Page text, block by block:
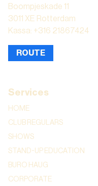
Boompjeskade 11
3011 XE Rotterdam
Kassa: +316 21867424
ROUTE
Services
HOME
CLUB REGULARS
SHOWS
STAND-UP EDUCATION
BURO HAUG
CORPORATE